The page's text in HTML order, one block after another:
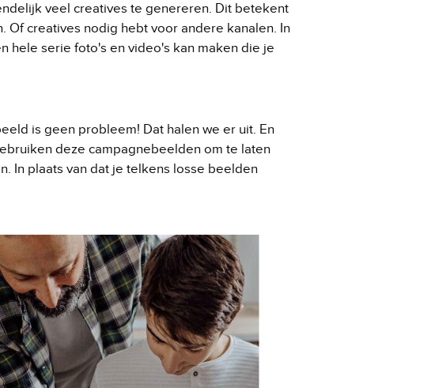
veel creatives te genereren. Dit betekent
creatives nodig hebt voor andere kanalen. In
hele serie foto's en video's kan maken die je
is geen probleem! Dat halen we er uit. En
deze campagnebeelden om te laten
In plaats van dat je telkens losse beelden